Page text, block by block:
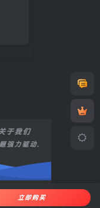
于我们
强力驱动.
立即购买